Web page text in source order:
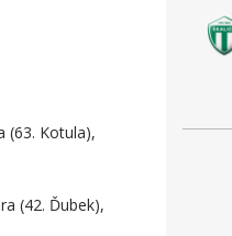
(63. Kotula),
(42. Ďubek),